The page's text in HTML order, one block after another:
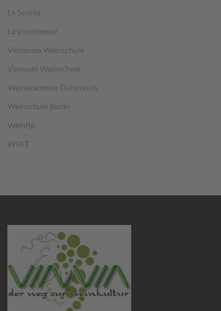
La Scuola
La Vinotheque
Vinoscola Weinschule
Vinosum Weinschule
Weinakademie Österreich
Weinschule Berlin
Weintip
WSET